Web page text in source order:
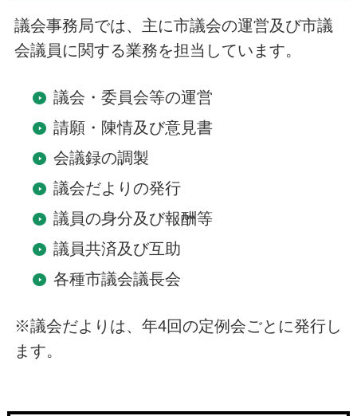
議会事務局では、主に市議会の運営及び市議
会議員に関する業務を担当しています。
議会・委員会等の運営
請願・陳情及び意見書
会議録の調製
議会だよりの発行
議員の身分及び報酬等
議員共済及び互助
各種市議会議長会
※議会だよりは、年4回の定例会ごとに発行し
ます。